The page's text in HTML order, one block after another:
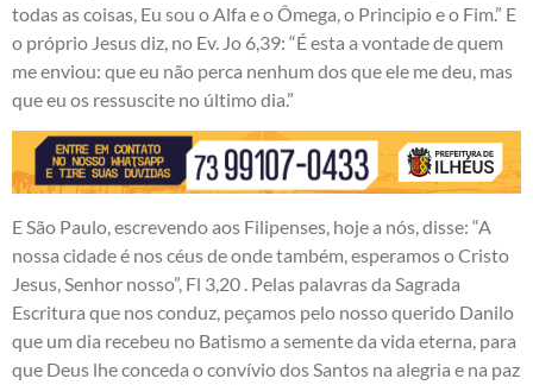
todas as coisas, Eu sou o Alfa e o Ômega, o Principio e o Fim.” E
o próprio Jesus diz, no Ev. Jo 6,39: “É esta a vontade de quem
me enviou: que eu não perca nenhum dos que ele me deu, mas
que eu os ressuscite no último dia.”
E São Paulo, escrevendo aos Filipenses, hoje a nós, disse: “A
nossa cidade é nos céus de onde também, esperamos o Cristo
Jesus, Senhor nosso”, Fl 3,20 . Pelas palavras da Sagrada
Escritura que nos conduz, peçamos pelo nosso querido Danilo
que um dia recebeu no Batismo a semente da vida eterna, para
que Deus lhe conceda o convívio dos Santos na alegria e na paz